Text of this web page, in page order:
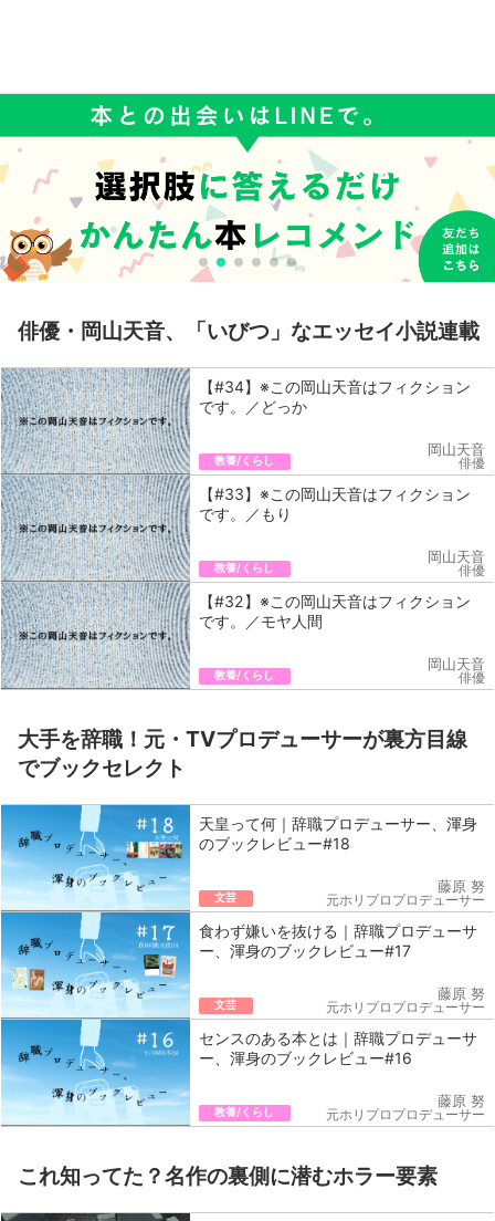
俳優・岡山天音、「いびつ」なエッセイ小説連載
【#34】※この岡山天音はフィクション
です。／どっか
教養/くらし
岡山天音
俳優
【#33】※この岡山天音はフィクション
です。／もり
教養/くらし
岡山天音
俳優
【#32】※この岡山天音はフィクション
です。／モヤ人間
教養/くらし
岡山天音
俳優
大手を辞職！元・TVプロデューサーが裏方目線
でブックセレクト
天皇って何｜辞職プロデューサー、渾身
のブックレビュー#18
文芸
藤原 努
元ホリプロプロデューサー
食わず嫌いを抜ける｜辞職プロデューサ
ー、渾身のブックレビュー#17
文芸
藤原 努
元ホリプロプロデューサー
センスのある本とは｜辞職プロデューサ
ー、渾身のブックレビュー#16
教養/くらし
藤原 努
元ホリプロプロデューサー
これ知ってた？名作の裏側に潜むホラー要素